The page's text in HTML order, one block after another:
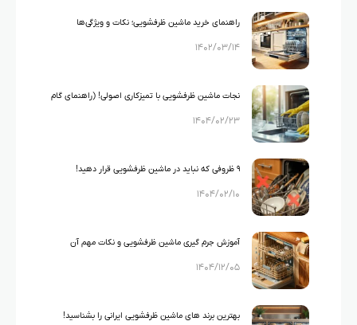
راهنمای خرید ماشین ظرفشویی؛ نکات و ویژگی‌ها
۱۴۰۲/۰۳/۱۴
نجات ماشین ظرفشویی با تمیزکاری اصولی! (راهنمای گام
به گام)
۱۴۰۴/۰۲/۲۳
۹ ظروفی که نباید در ماشین ظرفشویی قرار دهید!
۱۴۰۴/۰۲/۱۰
آموزش جرم گیری ماشین ظرفشویی و نکات مهم آن
۱۴۰۴/۱۲/۰۵
بهترین برند های ماشین ظرفشویی ایرانی را بشناسید!